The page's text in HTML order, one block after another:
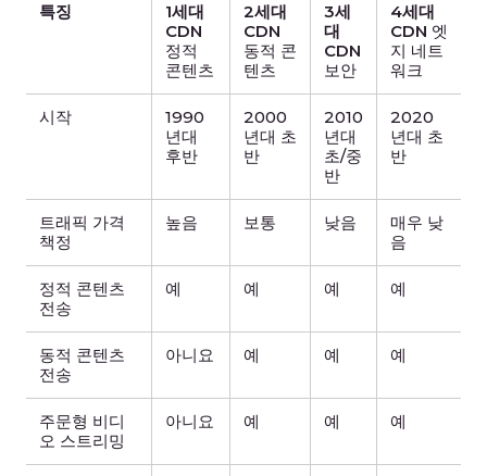
특징
1세대
CDN
정적
콘텐츠
2세대
CDN
동적 콘
텐츠
3세
대
CDN
보안
4세대
CDN 엣
지 네트
워크
시작
1990
년대
후반
2000
년대 초
반
2010
년대
초/중
반
2020
년대 초
반
트래픽 가격
책정
높음 보통 낮음
매우 낮
음
정적 콘텐츠
전송
예 예 예 예
동적 콘텐츠
전송
아니요 예 예 예
주문형 비디
오 스트리밍
아니요 예 예 예